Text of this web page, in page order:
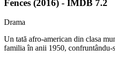
Fences (2016) - IMDB 7.2
Drama
Un tată afro-american din clasa
familia în anii 1950, confruntându-